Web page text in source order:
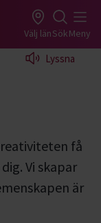
Välj länSökMeny
Lyssna
få
Vi skapar
är